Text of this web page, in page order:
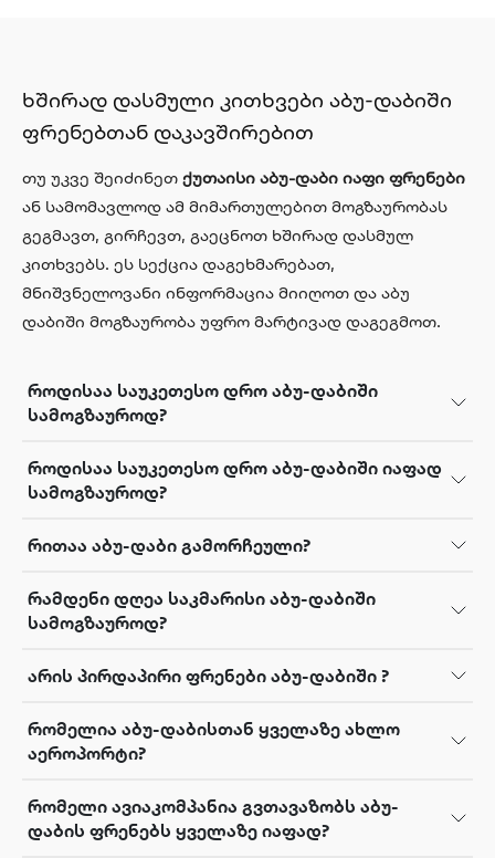
ხშირად დასმული კითხვები აბუ-დაბიში
ფრენებთან დაკავშირებით
თუ უკვე შეიძინეთ ქუთაისი აბუ-დაბი იაფი ფრენები
ან სამომავლოდ ამ მიმართულებით მოგზაურობას
გეგმავთ, გირჩევთ, გაეცნოთ ხშირად დასმულ
კითხვებს. ეს სექცია დაგეხმარებათ,
მნიშვნელოვანი ინფორმაცია მიიღოთ და აბუ
დაბიში მოგზაურობა უფრო მარტივად დაგეგმოთ.
როდისაა საუკეთესო დრო აბუ-დაბიში
სამოგზაუროდ?
როდისაა საუკეთესო დრო აბუ-დაბიში იაფად
სამოგზაუროდ?
რითაა აბუ-დაბი გამორჩეული?
რამდენი დღეა საკმარისი აბუ-დაბიში
სამოგზაუროდ?
არის პირდაპირი ფრენები აბუ-დაბიში ?
რომელია აბუ-დაბისთან ყველაზე ახლო
აეროპორტი?
რომელი ავიაკომპანია გვთავაზობს აბუ-
დაბის ფრენებს ყველაზე იაფად?